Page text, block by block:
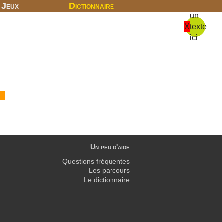
Jeux Dictionnaire
X
un
texte
ici
Un peu d'aide
Questions fréquentes
Les parcours
Le dictionnaire